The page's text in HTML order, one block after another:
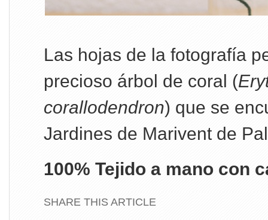
Las hojas de la fotografía
precioso árbol de coral (
corallodendron) que se
Jardines de Marivent de
100% Tejido a mano con
SHARE THIS ARTICLE